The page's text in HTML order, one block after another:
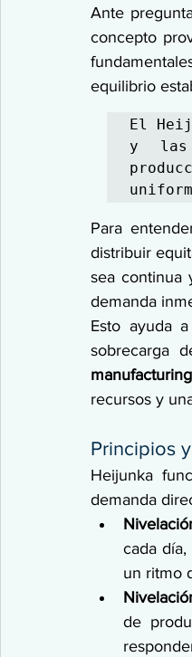
Ante
concepto
equilibrio
El
y las
Para
distribuir
sea continua
demanda
Esto ayuda
sobrecarga
manufacturing
recursos y
Principios
Heijunka
demanda
cada
un ritmo
de